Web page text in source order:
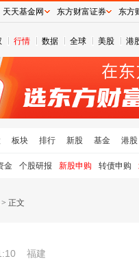
行情 数据 全球 美股 港
板块 排行 新股 基金 港股
金 个股研报 新股申购 转债申购
> 正文
福建
天天基金网 东方财富证券 东方